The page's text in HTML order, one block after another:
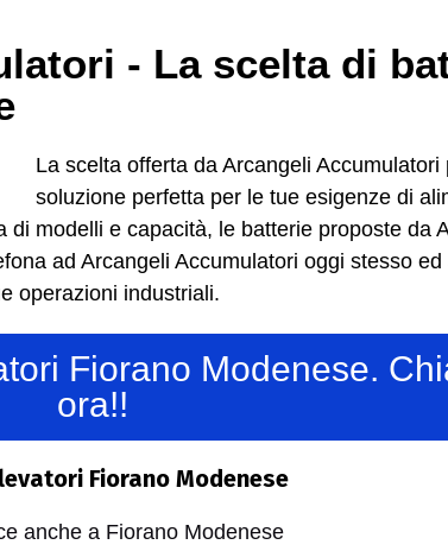
- La scelta di
La scelta offerta da Arcangeli
soluzione perfetta per le tue esigenze di
di modelli e capacità, le batterie proposte da
ad Arcangeli Accumulatori oggi stesso
operazioni industriali.
Fiorano Modenese.
ora!!
Fiorano Modenese
anche a Fiorano Modenese